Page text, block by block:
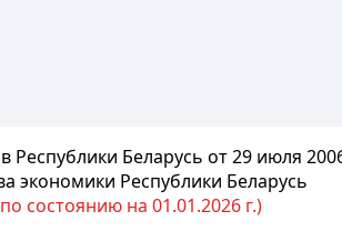
Беларусь от 29 июля
экономики Республики Беларусь
по состоянию на 01.01.2026 г.)